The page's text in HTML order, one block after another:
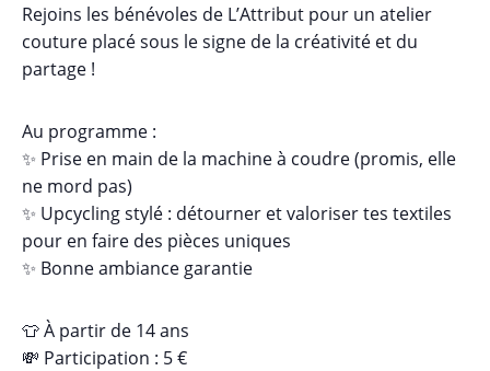
Rejoins les bénévoles de L’Attribut pour un atelier
couture placé sous le signe de la créativité et du
partage !
Au programme :
✨ Prise en main de la machine à coudre (promis, elle
ne mord pas)
✨ Upcycling stylé : détourner et valoriser tes textiles
pour en faire des pièces uniques
✨ Bonne ambiance garantie
👕 À partir de 14 ans
💸 Participation : 5 €